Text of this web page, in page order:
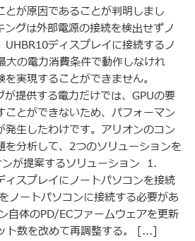
とが原因であることが判明しまし
グは外部電源の接続を検出せずノ
UHBR10ディスプレイに接続するノ
大の電力消費条件で動作しなけれ
実現することができません。
提供する電力だけでは、GPUの要
とができないため、パフォーマン
生したわけです。アリオンのコン
を分析して、2つのソリューションを
が提案するソリューション 1.
ィスプレイにノートパソコンを接続
ノートパソコンに接続する必要があ
体のPD/ECファームウェアを更新
ト数を改めて再調整する。 [...]